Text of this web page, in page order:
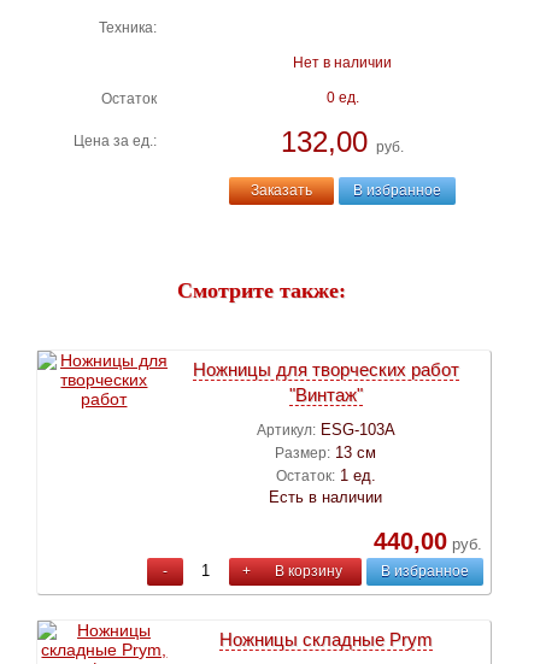
Техника:
Нет в наличии
Остаток 0 ед.
Цена за ед.: 132,00 руб.
Заказать В избранное
Смотрите также:
Ножницы для творческих работ
"Винтаж"
Артикул: ESG-103A
Размер: 13 см
Остаток: 1 ед.
Есть в наличии
440,00руб.
- + В корзину В избранное
Ножницы складные Prym